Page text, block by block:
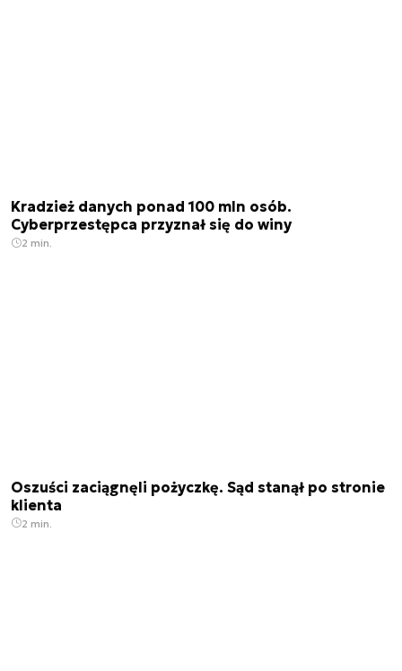
Kradzież danych ponad 100 mln osób.
Cyberprzestępca przyznał się do winy
2 min.
Oszuści zaciągnęli pożyczkę. Sąd stanął po stronie
klienta
2 min.